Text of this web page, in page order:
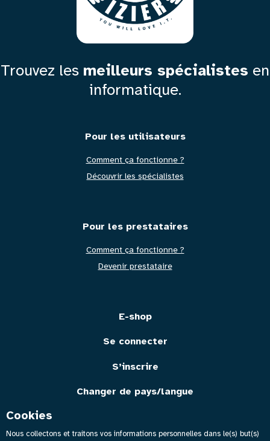
Cookies
Nous collectons et traitons vos informations personnelles dans le(s) but(s)
Trouvez les meilleurs spécialistes en
informatique.
Pied
de
Pour les utilisateurs
Comment ça fonctionne ?
Découvrir les spécialistes
Pour les prestataires
Comment ça fonctionne ?
Devenir prestataire
E-shop
Se connecter
S’inscrire
Changer de pays/langue